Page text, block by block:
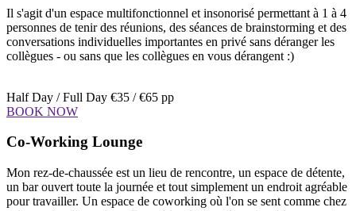
Il s'agit d'un espace multifonctionnel et insonorisé permettant à 1 à 4
personnes de tenir des réunions, des séances de brainstorming et des
conversations individuelles importantes en privé sans déranger les
collègues - ou sans que les collègues en vous dérangent :)
Half Day / Full Day €35 / €65 pp
BOOK NOW
Co-Working Lounge
Mon rez-de-chaussée est un lieu de rencontre, un espace de détente,
un bar ouvert toute la journée et tout simplement un endroit agréable
pour travailler. Un espace de coworking où l'on se sent comme chez